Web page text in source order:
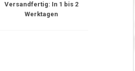
Versandfertig: In 1 bis 2
Werktagen